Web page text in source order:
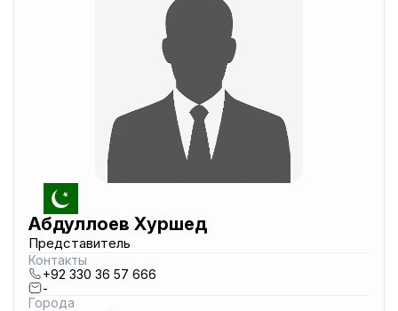
Абдуллоев Хуршед
Представитель
Контакты
+92 330 36 57 666
-
Города